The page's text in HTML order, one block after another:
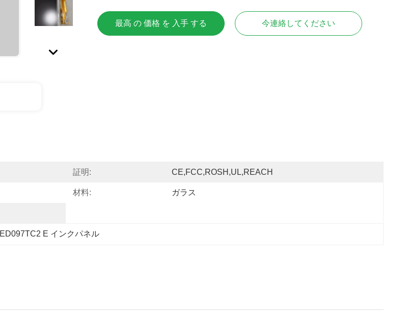
最高 の 価格 を 入手 する 今連絡してください
証明: CE,FCC,ROSH,UL,REACH
材料: ガラス
ED097TC2 E インクパネル